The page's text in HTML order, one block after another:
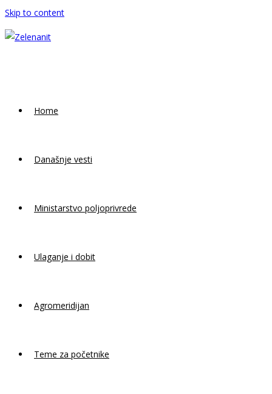
Skip to content
Home
Današnje vesti
Ministarstvo poljoprivrede
Ulaganje i dobit
Agromeridijan
Teme za početnike